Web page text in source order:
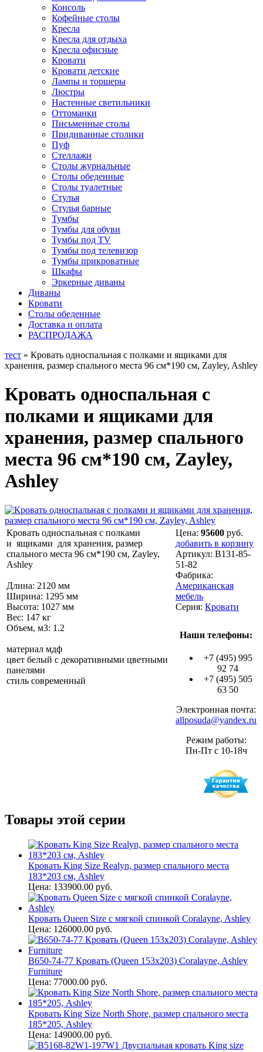
Консоль
Кофейные столы
Кресла
Кресла для отдыха
Кресла офисные
Кровати
Кровати детские
Лампы и торшеры
Люстры
Настенные светильники
Оттоманки
Письменные столы
Придиванные столики
Пуф
Стеллажи
Столы журнальные
Столы обеденные
Столы туалетные
Стулья
Стулья барные
Тумбы
Тумбы для обуви
Тумбы под TV
Тумбы под телевизор
Тумбы прикроватные
Шкафы
Эркерные диваны
Диваны
Кровати
Столы обеденные
Доставка и оплата
РАСПРОДАЖА
тест » Кровать односпальная с полками и ящиками для
хранения, размер спального места 96 см*190 см, Zayley, Ashley
Кровать односпальная с
полками и ящиками для
хранения, размер спального
места 96 см*190 см, Zayley,
Ashley
Кровать односпальная с полками
и ящиками для хранения, размер
спального места 96 см*190 см, Zayley,
Ashley
Длина: 2120 мм
Ширина: 1295 мм
Высота: 1027 мм
Вес: 147 кг
Объем, м3: 1.2
материал мдф
цвет белый с декоративными цветными
панелями
стиль современный
Цена: 95600 руб.
добавить в корзину
Артикул: B131-85-
51-82
Фабрика:
Американская
мебель
Серия: Кровати
Наши телефоны:
+7 (495) 995
92 74
+7 (495) 505
63 50
Электронная почта:
allposuda@yandex.ru
Режим работы:
Пн-Пт с 10-18ч
Товары этой серии
Кровать King Size Realyn, размер спального места
183*203 см, Ashley
Цена: 133900.00 руб.
Кровать Queen Size с мягкой спинкой Coralayne, Ashley
Цена: 126000.00 руб.
B650-74-77 Кровать (Queen 153x203) Coralayne, Ashley
Furniture
Цена: 77000.00 руб.
Кровать King Size North Shore, размер спального места
185*205, Ashley
Цена: 149000.00 руб.